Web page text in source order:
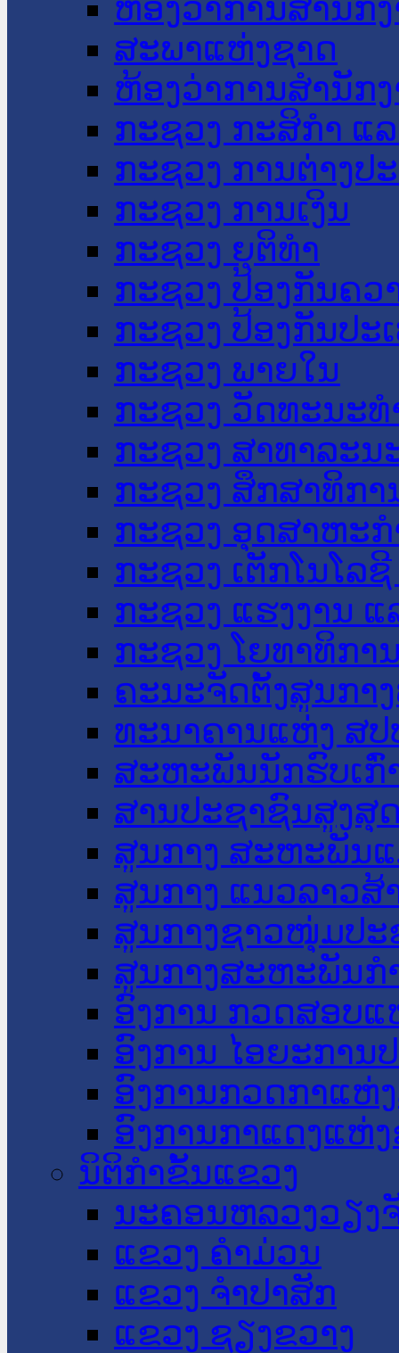
ຫ້ອງວ່າການສໍານັກ
ສະພາແຫ່ງຊາດ
ຫ້ອງວ່າການສຳນັກ
ກະຊວງ ກະສິກຳ ແ
ກະຊວງ ການຕ່າງປ
ກະຊວງ ການເງິນ
ກະຊວງ ຍຸຕິທໍາ
ກະຊວງ ປ້ອງກັນຄວ
ກະຊວງ ປ້ອງກັນປະ
ກະຊວງ ພາຍໃນ
ກະຊວງ ວັດທະນະ
ກະຊວງ ສາທາລະນ
ກະຊວງ ສຶກສາທິກາ
ກະຊວງ ອຸດສາຫະ
ກະຊວງ ເຕັກໂນໂລ
ກະຊວງ ແຮງງານ
ກະຊວງ ໂຍທາທິກາ
ຄະນະຈັດຕັ້ງສູນກາ
ທະນາຄານແຫ່ງ ສປ
ສະຫະພັນນັກຮົບເກົ່
ສານປະຊາຊົນສູງສຸ
ສູນກາງ ສະຫະພັນ
ສູນກາງ ແນວລາວສ້
ສູນກາງຊາວໜຸ່ມປະ
ສູນກາງສະຫະພັນກ
ອົງການ ກວດສອບແ
ອົງການ ໄອຍະການ
ອົງການກວດກາແຫ່
ອົງການກາແດງແຫ່
ນິຕິກໍາຂັ້ນແຂວງ
ນະ​ຄອນ​ຫລວງວຽງ
ແຂວງ ຄໍາມ່ວນ
ແຂວງ ຈໍາປາສັກ
ແຂວງ ຊຽງຂວາງ